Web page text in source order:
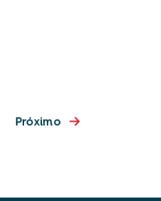
Próximo